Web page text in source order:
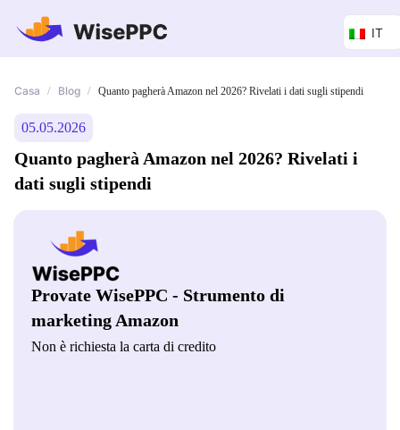
IT
Casa / Blog / Quanto pagherà Amazon nel 2026? Rivelati i dati sugli stipendi
05.05.2026
Quanto pagherà Amazon nel 2026? Rivelati i
dati sugli stipendi
Provate WisePPC - Strumento di
marketing Amazon
Non è richiesta la carta di credito